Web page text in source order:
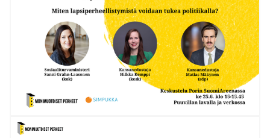
toteuttaminen 2030 -tapahtumassa SuomiAreenassa
keskusteltiin poliittisista ja lainsäädännöllisistä
muutoksista lapsitoiveiden tukemiseksi.